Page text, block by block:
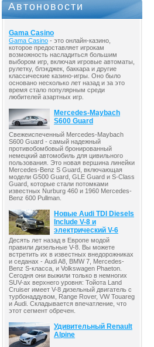
Масла Мост
Автоновости
Gama Casino
Gama Casino - это онлайн-казино,
которое предоставляет игрокам
возможность насладиться большим
выбором игр, включая игровые автоматы,
рулетку, блэкджек, баккара и другие
классические казино-игры. Оно было
основано несколько лет назад и за это
время стало популярным среди
любителей азартных игр.
Mercedes-Maybach
S600 Guard
Свежеиспеченный Mercedes-Maybach
S600 Guard - самый надежный
противобомбовый бронированный
немецкий автомобиль для цивильного
пользования. Это новая вершина линейки
Mercedes-Benz S Guard, включающая
модели G500 Guard, GLE Guard и S-Class
Guard, которые стали потомками
известных Nurburg 460 и 1960 Mercedes-
Benz 600 Pullman.
Новые Audi TDI Diesels
Include V-8 и
электрический V-6
Десять лет назад в Европе модой
правили дизельные V-8. Вы можете
встретить их в известных внедорожниках
и седанах - Audi A8, BMW 7, Mercedes-
Benz S-класса, и Volkswagen Phaeton.
Сегодня они выжили только в немногих
SUV-ах верхнего уровня: Тойота Land
Cruiser имеет V-8 дизельный двигатель с
турбонаддувом, Range Rover, VW Touareg
и Audi. Складывается впечатление, что
этот сегмент обречен.
Удивительный Renault
Alpine